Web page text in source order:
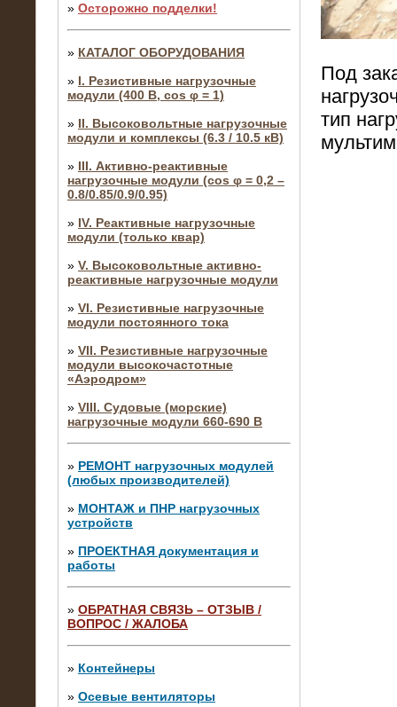
» Осторожно подделки!
» КАТАЛОГ ОБОРУДОВАНИЯ
» I. Резистивные нагрузочные
модули (400 В, cos φ = 1)
» II. Высоковольтные нагрузочные
модули и комплексы (6.3 / 10.5 кВ)
» III. Активно-реактивные
нагрузочные модули (cos φ = 0,2 –
0.8/0.85/0.9/0.95)
» IV. Реактивные нагрузочные
модули (только квар)
» V. Высоковольтные активно-
реактивные нагрузочные модули
» VI. Резистивные нагрузочные
модули постоянного тока
» VII. Резистивные нагрузочные
модули высокочастотные
«Аэродром»
» VIII. Судовые (морские)
нагрузочные модули 660-690 В
» РЕМОНТ нагрузочных модулей
(любых производителей)
» МОНТАЖ и ПНР нагрузочных
устройств
» ПРОЕКТНАЯ документация и
работы
» ОБРАТНАЯ СВЯЗЬ – ОТЗЫВ /
ВОПРОС / ЖАЛОБА
» Контейнеры
» Осевые вентиляторы
10.04.2015
Аренда нагрузочного модуля 4 МВт,
10 кВ
Под
тип